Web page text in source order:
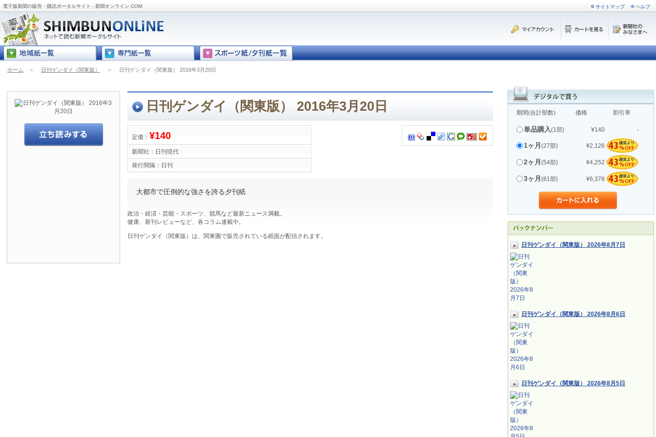
電子版新聞の販売・購読ポータルサイト - 新聞オンライン.COM サイトマップ ヘルプ
ホーム ＞ 日刊ゲンダイ（関東版） ＞ 日刊ゲンダイ（関東版） 2016年3月20日
期間(合計部数) 価格 割引率
単品購入(1部) ¥140 -
1ヶ月 (27部) ¥2,126
2ヶ月 (54部) ¥4,252
3ヶ月 (81部) ¥6,378
日刊ゲンダイ（関東版） 2026年8月7日
日刊ゲンダイ（関東版） 2026年8月6日
日刊ゲンダイ（関東版） 2026年8月5日
日刊ゲンダイ（関東版） 2016年3月20日
定価： ¥140
新聞社： 日刊現代
発行間隔： 日刊
大都市で圧倒的な強さを誇る夕刊紙
政治・経済・芸能・スポーツ、競馬など最新ニュース満載。
健康、新刊レビューなど、各コラム連載中。
日刊ゲンダイ（関東版）は、関東圏で販売されている紙面が配信されます。